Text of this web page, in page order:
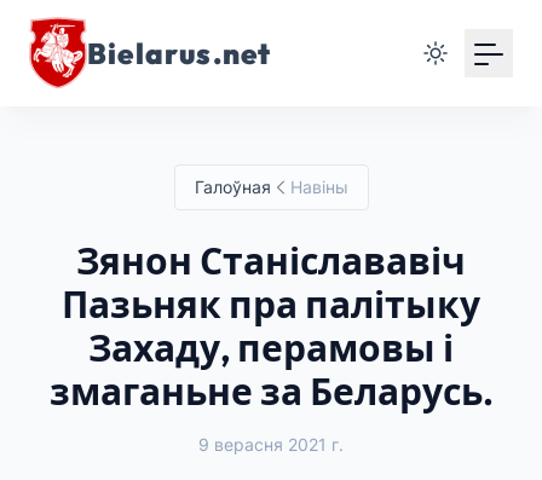
Bielarus.net
Галоўная Навіны
Зянон Станіслававіч
Пазьняк пра палітыку
Захаду, перамовы і
змаганьне за Беларусь.
9 верасня 2021 г.